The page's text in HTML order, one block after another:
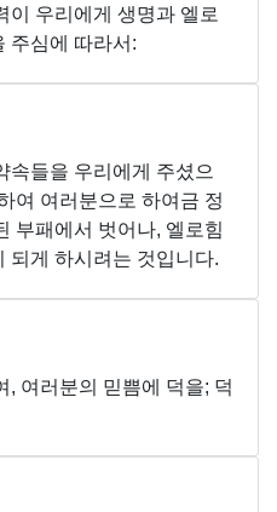
이 우리에게 생명과 엘로
주심에 따라서:
속들을 우리에게 주셨으
여 여러분으로 하여금 정
부패에서 벗어나, 엘로힘
되게 하시려는 것입니다.
, 여러분의 믿쁨에 덕을; 덕